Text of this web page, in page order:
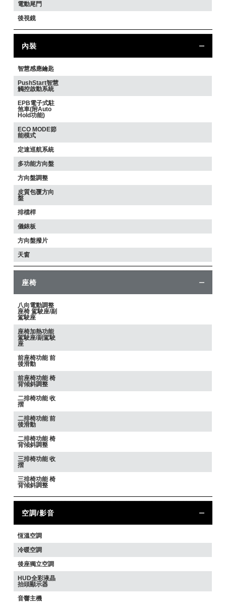
電動尾門
後視鏡
內裝
智慧感應鑰匙
PushStart智慧
觸控啟動系統
EPB電子式駐
煞車(附Auto
Hold功能)
ECO MODE節
能模式
定速巡航系統
多功能方向盤
方向盤調整
皮質包覆方向
盤
排檔桿
儀錶板
方向盤撥片
天窗
座椅
八向電動調整
座椅 駕駛座/副
駕駛座
座椅加熱功能
駕駛座/副駕駛
座
前座椅功能 前
後滑動
前座椅功能 椅
背傾斜調整
二排椅功能 收
摺
二排椅功能 前
後滑動
二排椅功能 椅
背傾斜調整
三排椅功能 收
摺
三排椅功能 椅
背傾斜調整
空調/影音
恆溫空調
冷暖空調
後座獨立空調
HUD全彩液晶
抬頭顯示器
音響主機